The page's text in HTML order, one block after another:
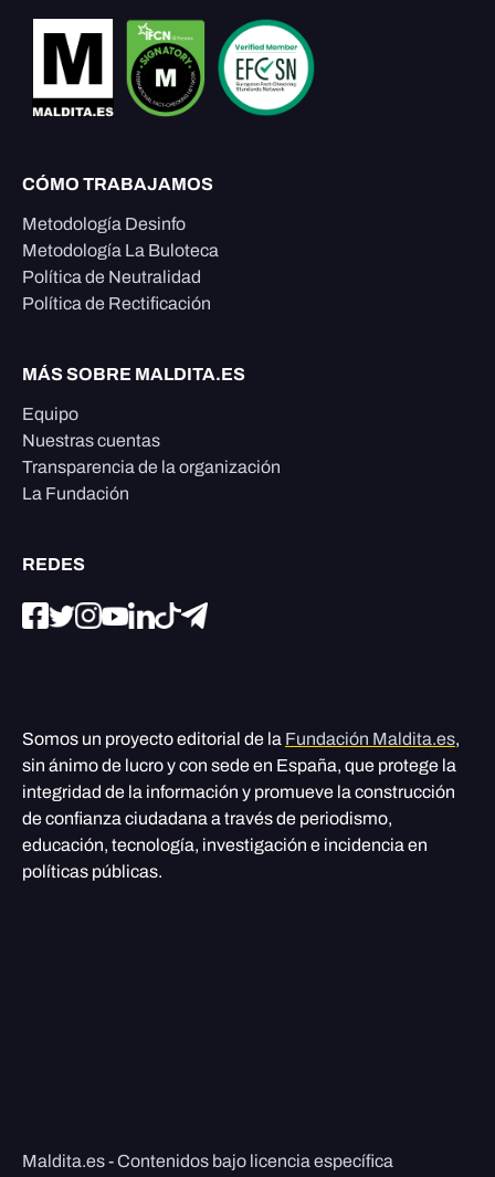
CÓMO TRABAJAMOS
Metodología Desinfo
Metodología La Buloteca
Política de Neutralidad
Política de Rectificación
MÁS SOBRE MALDITA.ES
Equipo
Nuestras cuentas
Transparencia de la organización
La Fundación
REDES
Somos un proyecto editorial de la Fundación Maldita.es,
sin ánimo de lucro y con sede en España, que protege la
integridad de la información y promueve la construcción
de confianza ciudadana a través de periodismo,
educación, tecnología, investigación e incidencia en
políticas públicas.
Maldita.es - Contenidos bajo licencia específica